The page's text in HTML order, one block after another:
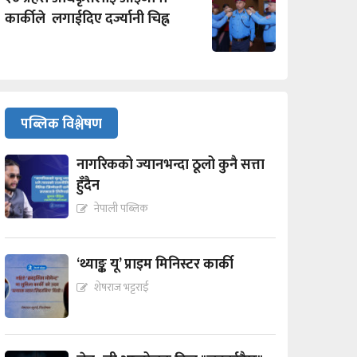
कार्कीले लगाईदिए दर्ज्यानी चिह्न
पब्लिक विश्लेषण
नागरिकको ज्यानभन्दा ठूलो कुनै सत्ता
हुँदैन
नेपाली पब्लिक
‘थ्याङ्क यू’ प्राइम मिनिस्टर कार्की
शेषराज भट्टराई